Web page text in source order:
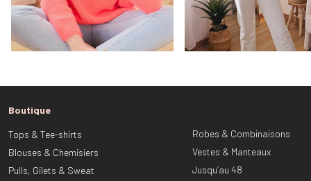
Boutique
Tops & Tee-shirts
Blouses & Chemisiers
Pulls, Gilets & Sweat
Robes & Combinaisons
Vestes & Manteaux
Jusqu’au 48